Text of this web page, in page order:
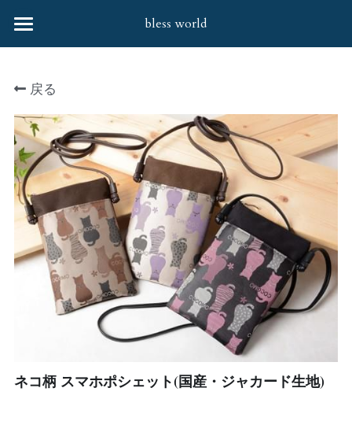
bless world
HOME
会社案内
協力企業様
取扱商品
すべてのカテゴリー
婦人バッグ・笹井源商店
婦人バッグ
財布
インナー、肌着
お問合せ
社会貢献活動
Q&A
戻る
ネコ柄 スマホポシェット(国産・ジャカード生地)